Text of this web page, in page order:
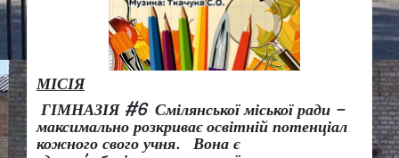
МІСІЯ
ГІМНАЗІЯ #6 Смілянської міської ради –
максимально розкриває освітній потенціал
кожного свого учня.
Вона є